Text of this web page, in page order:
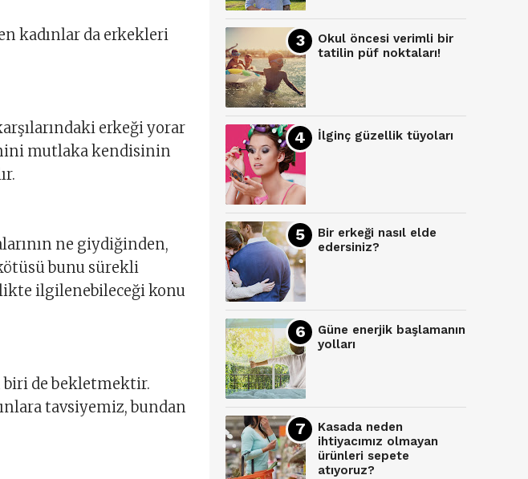
kadınlar da erkekleri
erkeği yorar
mutlaka kendisinin
ne giydiğinden,
bunu sürekli
ilgilenebileceği konu
biri de bekletmektir.
tavsiyemiz, bundan
Okul öncesi verimli bir
tatilin püf noktaları!
İlginç güzellik tüyoları
Bir erkeği nasıl elde
edersiniz?
Güne enerjik başlamanın
yolları
Kasada neden
ihtiyacımız olmayan
ürünleri sepete
atıyoruz?